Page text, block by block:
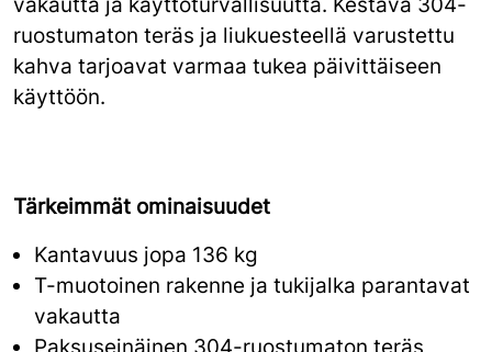
ruostumaton teräs ja liukuesteellä varustettu
kahva tarjoavat varmaa tukea päivittäiseen
käyttöön.
Tärkeimmät ominaisuudet
Kantavuus jopa 136 kg
T-muotoinen rakenne ja tukijalka parantavat
vakautta
Paksuseinäinen 304-ruostumaton teräs